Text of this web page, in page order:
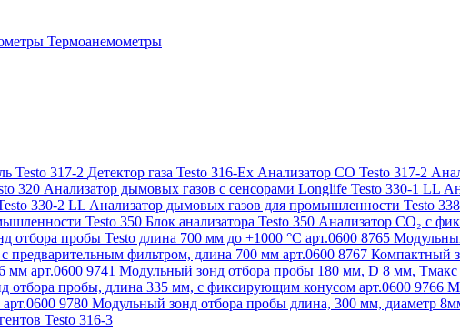
Термоанемометры
Testo 317-2 Детектор газа Testo 316-Ex Анализатор CO Testo 317-2
320 Анализатор дымовых газов с сенсорами Longlife Testo 330-1 LL
330-2 LL Анализатор дымовых газов для промышленности Testo
Testo 350 Блок анализатора Testo 350 Анализатор СО₂ с
отбора пробы Testo длина 700 мм до +1000 °С арт.0600 8765
предварительным фильтром, длина 700 мм арт.0600 8767 Компактный
мм арт.0600 9741 Модульный зонд отбора пробы 180 мм, D 8 мм, Tмакс
отбора пробы, длина 335 мм, с фиксирующим конусом арт.0600 9766
9780 Модульный зонд отбора пробы длина, 300 мм, диаметр
Testo 316-3